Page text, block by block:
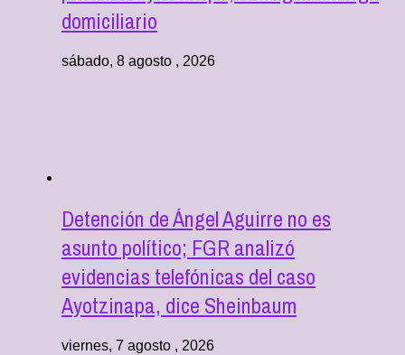
domiciliario
sábado, 8 agosto , 2026
Detención de Ángel Aguirre no es
asunto político; FGR analizó
evidencias telefónicas del caso
Ayotzinapa, dice Sheinbaum
viernes, 7 agosto , 2026